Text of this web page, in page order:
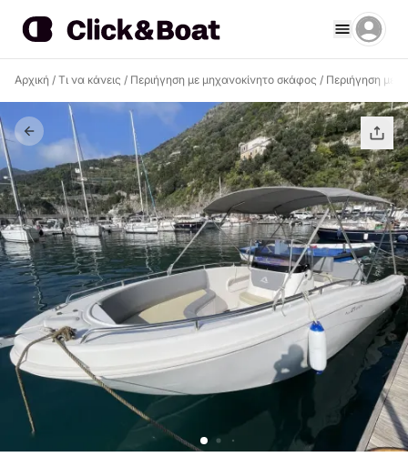
Αρχική / Τι να κάνεις / Περιήγηση με μηχανοκίνητο σκάφος / Περιήγηση με